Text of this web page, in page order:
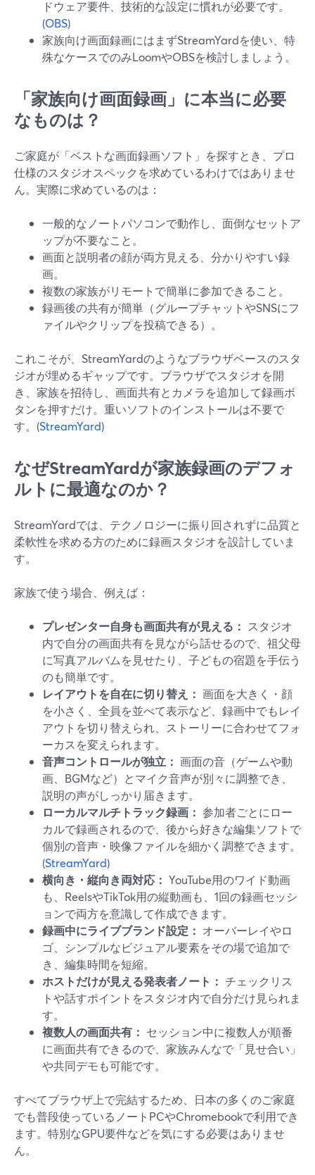
ドウェア要件、技術的な設定に慣れが必要です。
(OBS)
家族向け画面録画にはまずStreamYardを使い、特
殊なケースでのみLoomやOBSを検討しましょう。
「家族向け画面録画」に本当に必要
なものは？
ご家庭が「ベストな画面録画ソフト」を探すとき、プロ
仕様のスタジオスペックを求めているわけではありませ
ん。実際に求めているのは：
一般的なノートパソコンで動作し、面倒なセットア
ップが不要なこと。
画面と説明者の顔が両方見える、分かりやすい録
画。
複数の家族がリモートで簡単に参加できること。
録画後の共有が簡単（グループチャットやSNSにフ
ァイルやクリップを投稿できる）。
これこそが、StreamYardのようなブラウザベースのスタ
ジオが埋めるギャップです。ブラウザでスタジオを開
き、家族を招待し、画面共有とカメラを追加して録画ボ
タンを押すだけ。重いソフトのインストールは不要で
す。(StreamYard)
なぜStreamYardが家族録画のデフォ
ルトに最適なのか？
StreamYardでは、テクノロジーに振り回されずに品質と
柔軟性を求める方のために録画スタジオを設計していま
す。
家族で使う場合、例えば：
プレゼンター自身も画面共有が見える： スタジオ
内で自分の画面共有を見ながら話せるので、祖父母
に写真アルバムを見せたり、子どもの宿題を手伝う
のも簡単です。
レイアウトを自在に切り替え： 画面を大きく・顔
を小さく、全員を並べて表示など、録画中でもレイ
アウトを切り替えられ、ストーリーに合わせてフォ
ーカスを変えられます。
音声コントロールが独立： 画面の音（ゲームや動
画、BGMなど）とマイク音声が別々に調整でき、
説明の声がしっかり届きます。
ローカルマルチトラック録画： 参加者ごとにロー
カルで録画されるので、後から好きな編集ソフトで
個別の音声・映像ファイルを細かく調整できます。
(StreamYard)
横向き・縦向き両対応： YouTube用のワイド動画
も、ReelsやTikTok用の縦動画も、1回の録画セッシ
ョンで両方を意識して作成できます。
録画中にライブブランド設定： オーバーレイやロ
ゴ、シンプルなビジュアル要素をその場で追加で
き、編集時間を短縮。
ホストだけが見える発表者ノート： チェックリス
トや話すポイントをスタジオ内で自分だけ見られま
す。
複数人の画面共有： セッション中に複数人が順番
に画面共有できるので、家族みんなで「見せ合い」
や共同デモも可能です。
すべてブラウザ上で完結するため、日本の多くのご家庭
でも普段使っているノートPCやChromebookで利用でき
ます。特別なGPU要件などを気にする必要はありませ
ん。